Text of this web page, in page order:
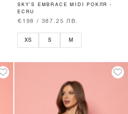
SKY’S EMBRACE MIDI РОКЛЯ -
ECRU
€198 / 387.25 ЛВ.
XS S M